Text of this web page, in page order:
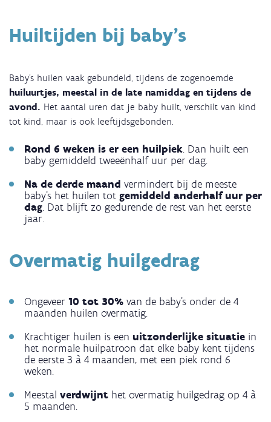
Huiltijden bij baby’s
Baby’s huilen vaak gebundeld, tijdens de zogenoemde
huiluurtjes, meestal in de late namiddag en tijdens de
avond. Het aantal uren dat je baby huilt, verschilt van kind
tot kind, maar is ook leeftijdsgebonden.
Rond 6 weken is er een huilpiek. Dan huilt een
baby gemiddeld tweeënhalf uur per dag.
Na de derde maand vermindert bij de meeste
baby’s het huilen tot gemiddeld anderhalf uur per
dag. Dat blijft zo gedurende de rest van het eerste
jaar.
Overmatig huilgedrag
Ongeveer 10 tot 30% van de baby’s onder de 4
maanden huilen overmatig.
Krachtiger huilen is een uitzonderlijke situatie in
het normale huilpatroon dat elke baby kent tijdens
de eerste 3 à 4 maanden, met een piek rond 6
weken.
Meestal verdwijnt het overmatig huilgedrag op 4 à
5 maanden.